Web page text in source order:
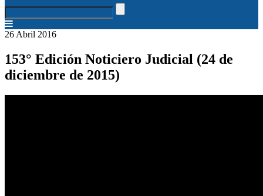
26 Abril 2016
153° Edición Noticiero Judicial (24 de
diciembre de 2015)